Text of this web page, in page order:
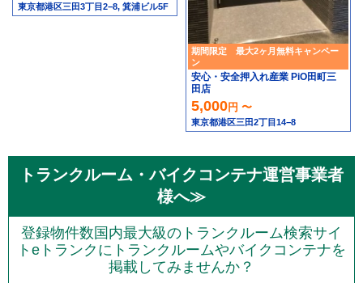
東京都港区三田3丁目2−8, 箕浦ビル5F
期間限定 最大2ヶ月無料キャンペー
ン
安心・安全押入れ産業 PiO田町三
田店
5,000円 〜
東京都港区三田2丁目14−8
トランクルーム・バイクコンテナ運営事業者
様へ≫
登録物件数国内最大級のトランクルーム検索サイ
トeトランクにトランクルームやバイクコンテナを
掲載してみませんか？